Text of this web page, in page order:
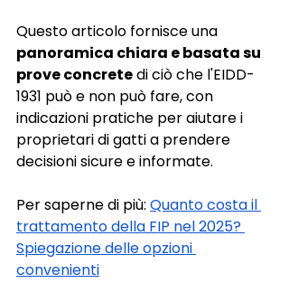
Questo articolo fornisce una
panoramica chiara e basata su
prove concretedi ciò che l'EIDD-
1931 può e non può fare, con
indicazioni pratiche per aiutare i
proprietari di gatti a prendere
decisioni sicure e informate.
Per saperne di più: Quanto costa il
trattamento della FIP nel 2025?
Spiegazione delle opzioni
convenienti